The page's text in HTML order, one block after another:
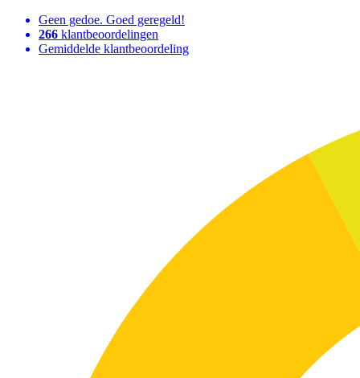
Geen gedoe. Goed geregeld!
266 klantbeoordelingen
Gemiddelde klantbeoordeling